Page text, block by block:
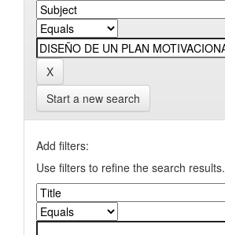
Start a new search
Add filters:
Use filters to refine the search results.